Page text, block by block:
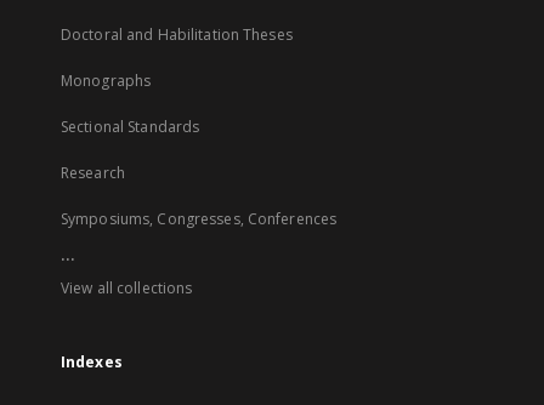
Doctoral and Habilitation Theses
Monographs
Sectional Standards
Research
Symposiums, Congresses, Conferences
...
View all collections
Indexes